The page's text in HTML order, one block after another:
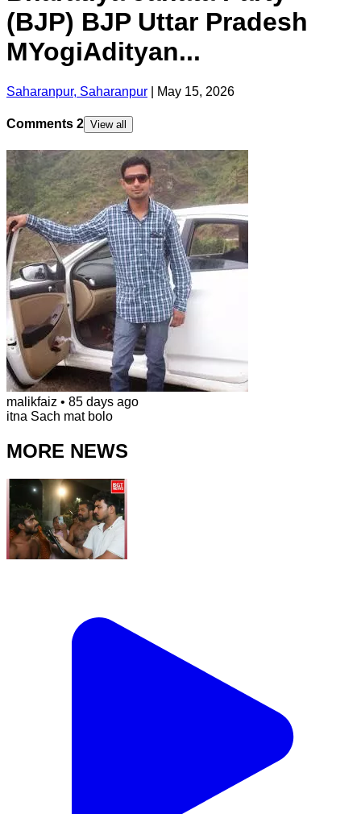
(BJP) BJP Uttar Pradesh
MYogiAdityan...
Saharanpur, Saharanpur May 15, 2026
Comments 2 View all
malikfaiz • 85 days ago
itna Sach mat bolo
MORE NEWS